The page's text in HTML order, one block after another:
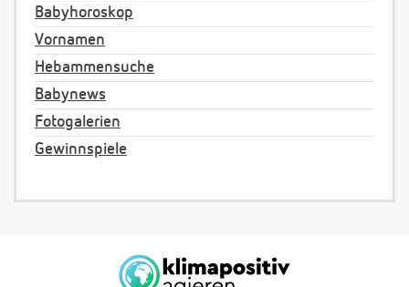
Babyhoroskop
Vornamen
Hebammensuche
Babynews
Fotogalerien
Gewinnspiele